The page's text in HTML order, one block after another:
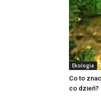
Ekologia
Co to
co dzień?